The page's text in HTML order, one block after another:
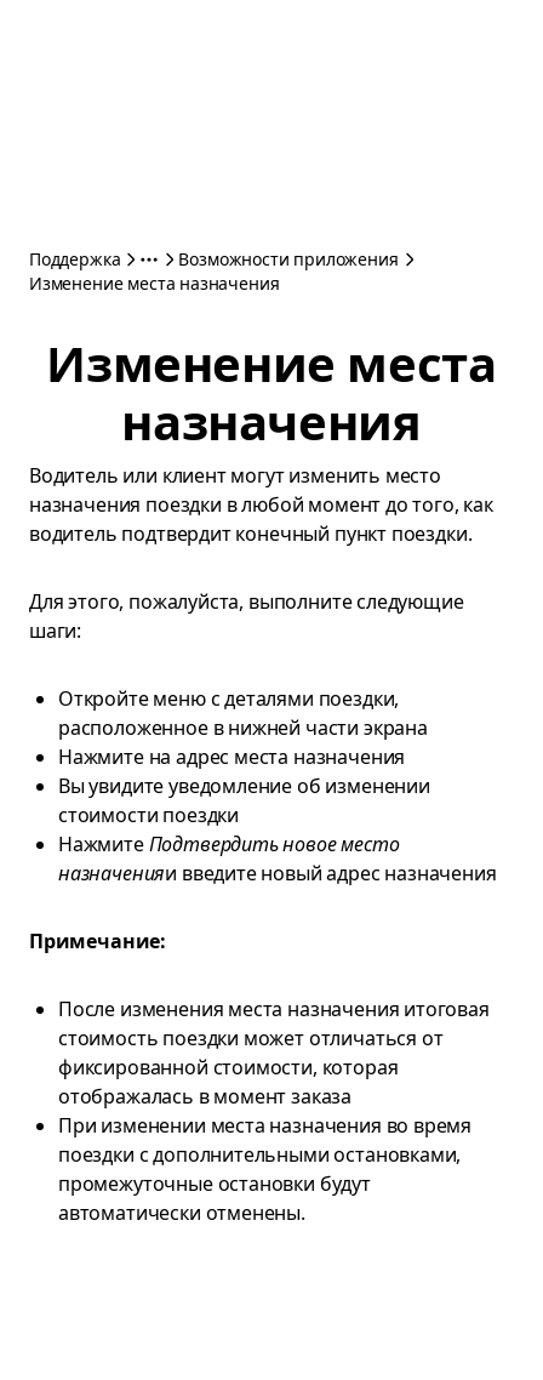
Поддержка
Возможности приложения
Изменение места назначения
Изменение места
назначения
Водитель или клиент могут изменить место
назначения поездки в любой момент до того, как
водитель подтвердит конечный пункт поездки.
Для этого, пожалуйста, выполните следующие
шаги:
Откройте меню с деталями поездки,
расположенное в нижней части экрана
Нажмите на адрес места назначения
Вы увидите уведомление об изменении
стоимости поездки
НажмитеПодтвердить новое место
назначенияи введите новый адрес назначения
Примечание:
После изменения места назначения итоговая
стоимость поездки может отличаться от
фиксированной стоимости, которая
отображалась в момент заказа
При изменении места назначения во время
поездки с дополнительными остановками,
промежуточные остановки будут
автоматически отменены.